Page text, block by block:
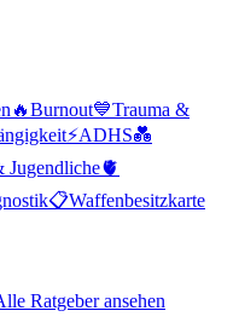
🔥Burnout💙Trauma &
⚡ADHS💑
Jugendliche🫀
📋Waffenbesitzkarte
Ratgeber ansehen